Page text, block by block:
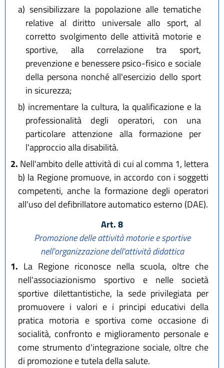
a) sensibilizzare la popolazione alle tematiche
relative al diritto universale allo sport, al
corretto svolgimento delle attività motorie e
sportive, alla correlazione tra sport,
prevenzione e benessere psico-fisico e sociale
della persona nonché all'esercizio dello sport
in sicurezza;
b) incrementare la cultura, la qualificazione e la
professionalità degli operatori, con una
particolare attenzione alla formazione per
l'approccio alla disabilità.
2. Nell'ambito delle attività di cui al comma 1, lettera
b) la Regione promuove, in accordo con i soggetti
competenti, anche la formazione degli operatori
all'uso del defibrillatore automatico esterno (DAE).
Art. 8
Promozione delle attività motorie e sportive
nell'organizzazione dell'attività didattica
1. La Regione riconosce nella scuola, oltre che
nell'associazionismo sportivo e nelle società
sportive dilettantistiche, la sede privilegiata per
promuovere i valori e i principi educativi della
pratica motoria e sportiva come occasione di
socialità, confronto e miglioramento personale e
come strumento d'integrazione sociale, oltre che
di promozione e tutela della salute.